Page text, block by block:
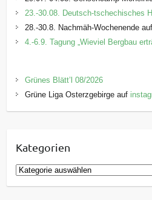
23.-30.08. Deutsch-tschechisches
28.-30.8. Nachmäh-Wochenende
4.-6.9. Tagung „Wieviel Bergbau
Grünes Blätt’l 08/2026
Grüne Liga Osterzgebirge auf
Kategorien
K
a